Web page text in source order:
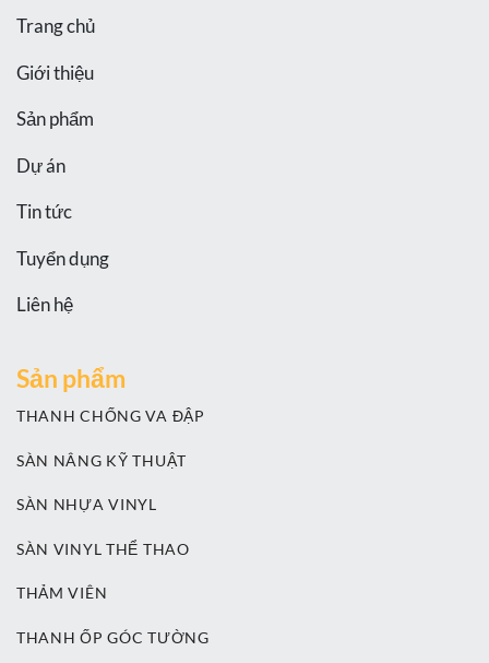
Trang chủ
Giới thiệu
Sản phẩm
Dự án
Tin tức
Tuyển dụng
Liên hệ
Sản phẩm
THANH CHỐNG VA ĐẬP
SÀN NÂNG KỸ THUẬT
SÀN NHỰA VINYL
SÀN VINYL THỂ THAO
THẢM VIÊN
THANH ỐP GÓC TƯỜNG